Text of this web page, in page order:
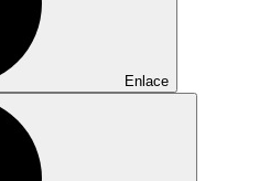
Enlace